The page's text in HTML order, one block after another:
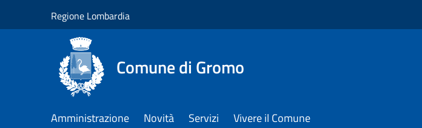
Regione Lombardia
Comune di Gromo
Amministrazione Novità Servizi Vivere il Comune